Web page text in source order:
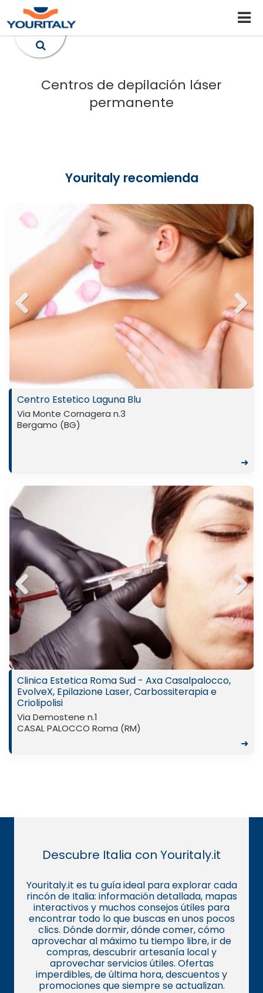
Centros de depilación láser
permanente
Youritaly recomienda
Previ
Next
Centro Estetico Laguna Blu
Via Monte Cornagera n.3
Bergamo (BG)
➜
Previ
ous
Next
Clinica Estetica Roma Sud - Axa Casalpalocco,
EvolveX, Epilazione Laser, Carbossiterapia e
Criolipolisi
Via Demostene n.1
CASAL PALOCCO Roma (RM)
➜
Descubre Italia con Youritaly.it
Youritaly.it es tu guía ideal para explorar cada
rincón de Italia: información detallada, mapas
interactivos y muchos consejos útiles para
encontrar todo lo que buscas en unos pocos
clics. Dónde dormir, dónde comer, cómo
aprovechar al máximo tu tiempo libre, ir de
compras, descubrir artesanía local y
aprovechar servicios útiles. Ofertas
imperdibles, de última hora, descuentos y
promociones que siempre se actualizan.